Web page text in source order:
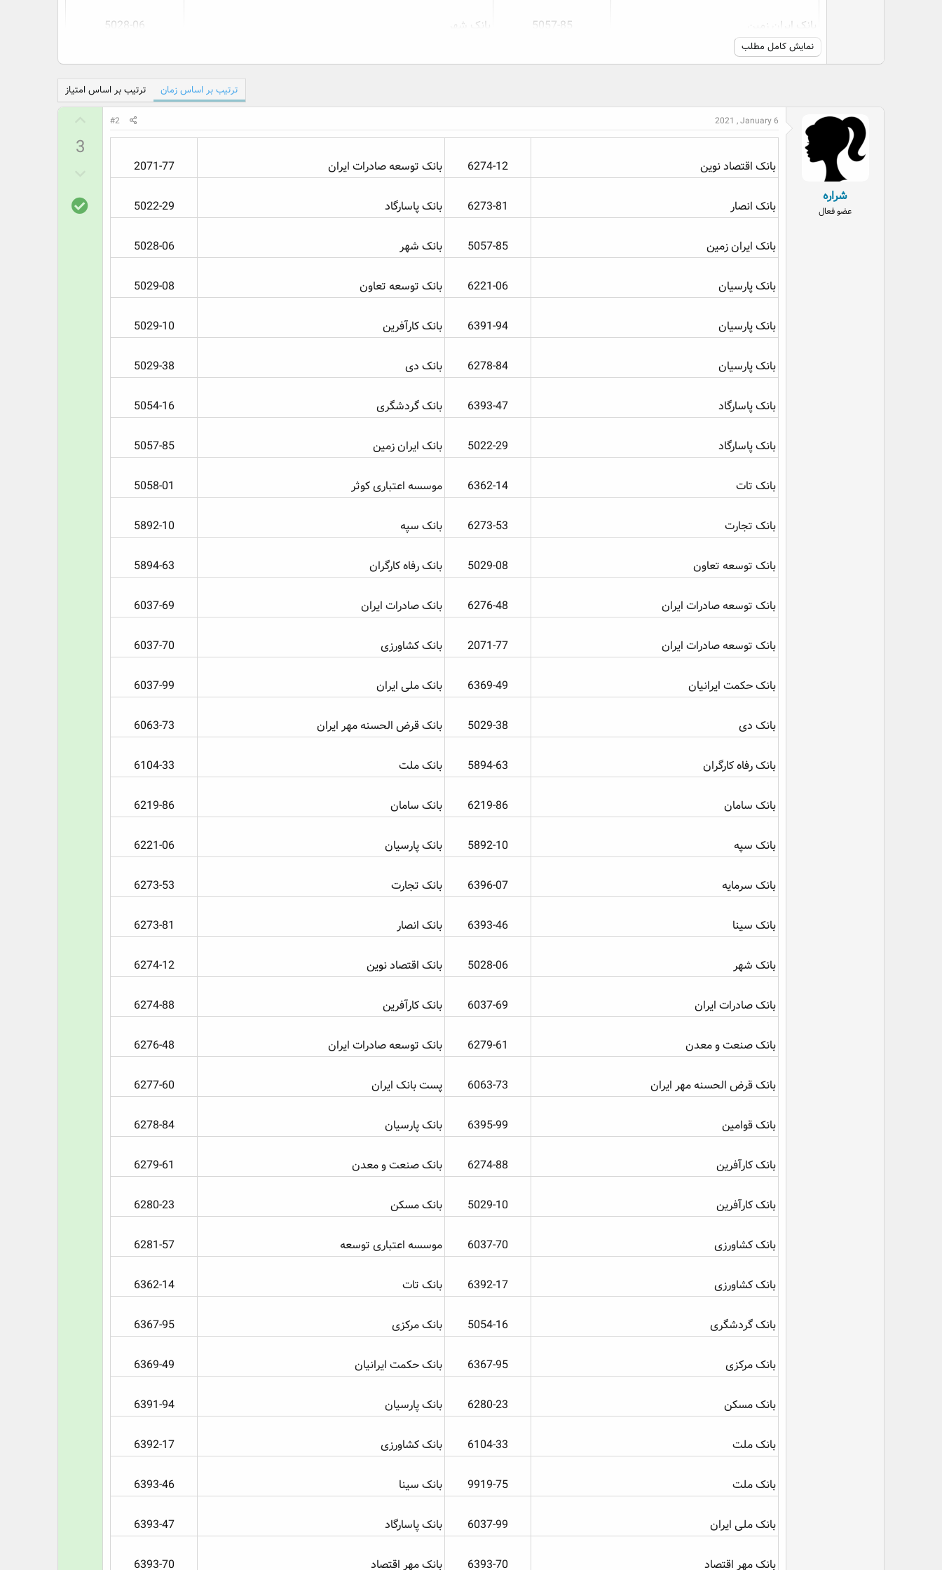
بانک ایران زمین 5057-85​ بانک شهر 5028-06​
بانک پارسیان 6221-06​
نمایش کامل مطلب
ترتیب بر اساس زمان ترتیب بر اساس امتیاز
شراره
عضو فعال
2021 , January 6
#2
بانک اقتصاد نوین 6274-12​ بانک توسعه صادرات ایران 2071-77​
بانک انصار 6273-81​ بانک پاسارگاد 5022-29​
بانک ایران زمین 5057-85​ بانک شهر 5028-06​
بانک پارسیان 6221-06​ بانک توسعه تعاون 5029-08​
بانک پارسیان 6391-94​ بانک کارآفرین 5029-10​
بانک پارسیان 6278-84​ بانک دی 5029-38​
بانک پاسارگاد 6393-47​ بانک گردشگری 5054-16​
بانک پاسارگاد 5022-29​ بانک ایران زمین 5057-85​
بانک تات 6362-14​ موسسه اعتباری کوثر 5058-01​
بانک تجارت 6273-53​ بانک سپه 5892-10​
بانک توسعه تعاون 5029-08​ بانک رفاه کارگران 5894-63​
بانک توسعه صادرات ایران 6276-48​ بانک صادرات ایران 6037-69​
بانک توسعه صادرات ایران 2071-77​ بانک کشاورزی 6037-70​
بانک حکمت ایرانیان 6369-49​ بانک ملی ایران 6037-99​
بانک دی 5029-38​ بانک قرض الحسنه مهر ایران 6063-73​
بانک رفاه کارگران 5894-63​ بانک ملت 6104-33​
بانک سامان 6219-86​ بانک سامان 6219-86​
بانک سپه 5892-10​ بانک پارسیان 6221-06​
بانک سرمایه 6396-07​ بانک تجارت 6273-53​
بانک سینا 6393-46​ بانک انصار 6273-81​
بانک شهر 5028-06​ بانک اقتصاد نوین 6274-12​
بانک صادرات ایران 6037-69​ بانک کارآفرین 6274-88​
بانک صنعت و معدن 6279-61​ بانک توسعه صادرات ایران 6276-48​
بانک قرض الحسنه مهر ایران 6063-73​ پست بانک ایران 6277-60​
بانک قوامین 6395-99​ بانک پارسیان 6278-84​
بانک کارآفرین 6274-88​ بانک صنعت و معدن 6279-61​
بانک کارآفرین 5029-10​ بانک مسکن 6280-23​
بانک کشاورزی 6037-70​ موسسه اعتباری توسعه 6281-57​
بانک کشاورزی 6392-17​ بانک تات 6362-14​
بانک گردشگری 5054-16​ بانک مرکزی 6367-95​
بانک مرکزی 6367-95​ بانک حکمت ایرانیان 6369-49​
بانک مسکن 6280-23​ بانک پارسیان 6391-94​
بانک ملت 6104-33​ بانک کشاورزی 6392-17​
بانک ملت 9919-75​ بانک سینا 6393-46​
بانک ملی ایران 6037-99​ بانک پاسارگاد 6393-47​
بانک مهر اقتصاد 6393-70​ بانک مهر اقتصاد 6393-70​
3
پ